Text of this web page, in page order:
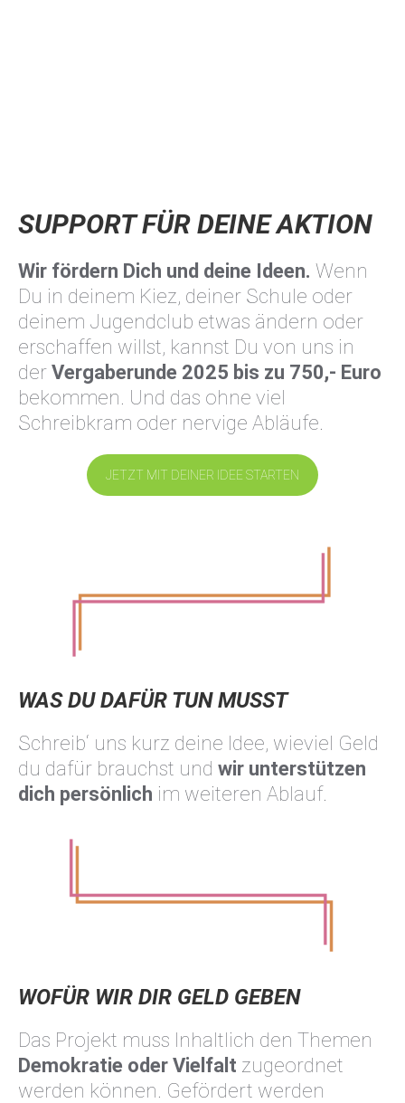
SUPPORT FÜR DEINE AKTION
Wir fördern Dich und deine Ideen. Wenn
Du in deinem Kiez, deiner Schule oder
deinem Jugendclub etwas ändern oder
erschaffen willst, kannst Du von uns in
der Vergaberunde 2025 bis zu 750,- Euro
bekommen. Und das ohne viel
Schreibkram oder nervige Abläufe.
JETZT MIT DEINER IDEE STARTEN
WAS DU DAFÜR TUN MUSST
Schreib‘ uns kurz deine Idee, wieviel Geld
du dafür brauchst und wir unterstützen
dich persönlich im weiteren Ablauf.
WOFÜR WIR DIR GELD GEBEN
Das Projekt muss Inhaltlich den Themen
Demokratie oder Vielfalt zugeordnet
werden können. Gefördert werden